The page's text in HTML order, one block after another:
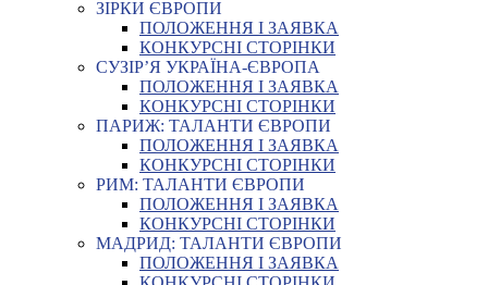
ЗІРКИ ЄВРОПИ
ПОЛОЖЕННЯ І ЗАЯВКА
КОНКУРСНІ СТОРІНКИ
СУЗІР’Я УКРАЇНА-ЄВРОПА
ПОЛОЖЕННЯ І ЗАЯВКА
КОНКУРСНІ СТОРІНКИ
ПАРИЖ: ТАЛАНТИ ЄВРОПИ
ПОЛОЖЕННЯ І ЗАЯВКА
КОНКУРСНІ СТОРІНКИ
РИМ: ТАЛАНТИ ЄВРОПИ
ПОЛОЖЕННЯ І ЗАЯВКА
КОНКУРСНІ СТОРІНКИ
МАДРИД: ТАЛАНТИ ЄВРОПИ
ПОЛОЖЕННЯ І ЗАЯВКА